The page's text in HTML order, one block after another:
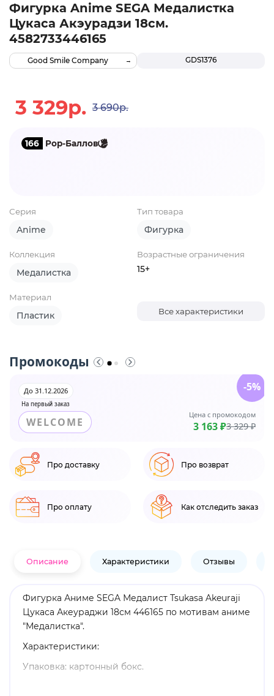
Фигурка Anime SEGA Медалистка
Цукаса Акэурадзи 18см.
4582733446165
GDS1376
Good Smile Company
3 329р. 3 690р.
166 Pop-Баллов
Серия
Anime
Тип товара
Фигурка
Коллекция
Медалистка
Возрастные ограничения
15+
Материал
Пластик Все характеристики
Промокоды
На первый заказ
До 31.12.2026
WELCOME
Цена с промокодом
3 163 ₽3 329 ₽
-5%
Про доставку Про возврат
Про оплату Как отследить заказ
Описание Характеристики Отзывы
Фигурка Аниме SEGA Медалист Tsukasa Akeuraji
Цукаса Акеураджи 18см 446165 по мотивам аниме
"Медалистка".
Характеристики:
Упаковка: картонный бокс.